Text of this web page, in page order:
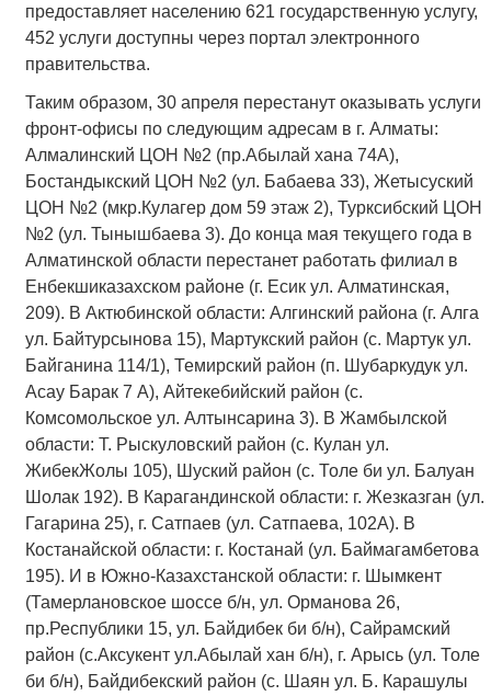
предоставляет населению 621 государственную услугу,
452 услуги доступны через портал электронного
правительства.
Таким образом, 30 апреля перестанут оказывать услуги
фронт-офисы по следующим адресам в г. Алматы:
Алмалинский ЦОН №2 (пр.Абылай хана 74А),
Бостандыкский ЦОН №2 (ул. Бабаева 33), Жетысуский
ЦОН №2 (мкр.Кулагер дом 59 этаж 2), Турксибский ЦОН
№2 (ул. Тынышбаева 3). До конца мая текущего года в
Алматинской области перестанет работать филиал в
Енбекшиказахском районе (г. Есик ул. Алматинская,
209). В Актюбинской области: Алгинский района (г. Алга
ул. Байтурсынова 15), Мартукский район (с. Мартук ул.
Байганина 114/1), Темирский район (п. Шубаркудук ул.
Асау Барак 7 А), Айтекебийский район (с.
Комсомольское ул. Алтынсарина 3). В Жамбылской
области: Т. Рыскуловский район (с. Кулан ул.
ЖибекЖолы 105), Шуский район (с. Толе би ул. Балуан
Шолак 192). В Карагандинской области: г. Жезказган (ул.
Гагарина 25), г. Сатпаев (ул. Сатпаева, 102А). В
Костанайской области: г. Костанай (ул. Баймагамбетова
195). И в Южно-Казахстанской области: г. Шымкент
(Тамерлановское шоссе б/н, ул. Орманова 26,
пр.Республики 15, ул. Байдибек би б/н), Сайрамский
район (с.Аксукент ул.Абылай хан б/н), г. Арысь (ул. Толе
би б/н), Байдибекский район (с. Шаян ул. Б. Карашулы